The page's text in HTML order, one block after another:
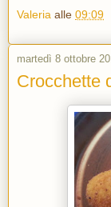
Valeria alle 09:09
martedì 8 ottobre
Crocchette